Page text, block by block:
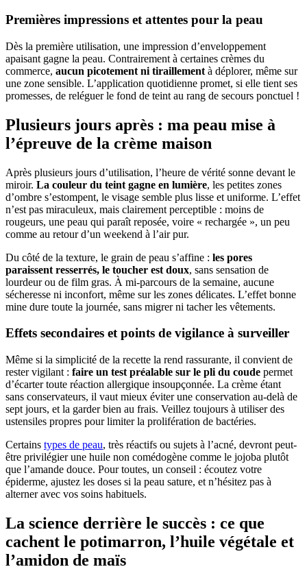
Premières impressions et attentes pour la peau
Dès la première utilisation, une impression d’enveloppement
apaisant gagne la peau. Contrairement à certaines crèmes du
commerce, aucun picotement ni tiraillement à déplorer, même sur
une zone sensible. L’application quotidienne promet, si elle tient ses
promesses, de reléguer le fond de teint au rang de secours ponctuel !
Plusieurs jours après : ma peau mise à
l’épreuve de la crème maison
Après plusieurs jours d’utilisation, l’heure de vérité sonne devant le
miroir. La couleur du teint gagne en lumière, les petites zones
d’ombre s’estompent, le visage semble plus lisse et uniforme. L’effet
n’est pas miraculeux, mais clairement perceptible : moins de
rougeurs, une peau qui paraît reposée, voire « rechargée », un peu
comme au retour d’un weekend à l’air pur.
Du côté de la texture, le grain de peau s’affine : les pores
paraissent resserrés, le toucher est doux, sans sensation de
lourdeur ou de film gras. À mi-parcours de la semaine, aucune
sécheresse ni inconfort, même sur les zones délicates. L’effet bonne
mine dure toute la journée, sans migrer ni tacher les vêtements.
Effets secondaires et points de vigilance à surveiller
Même si la simplicité de la recette la rend rassurante, il convient de
rester vigilant : faire un test préalable sur le pli du coude permet
d’écarter toute réaction allergique insoupçonnée. La crème étant
sans conservateurs, il vaut mieux éviter une conservation au-delà de
sept jours, et la garder bien au frais. Veillez toujours à utiliser des
ustensiles propres pour limiter la prolifération de bactéries.
Certains types de peau, très réactifs ou sujets à l’acné, devront peut-
être privilégier une huile non comédogène comme le jojoba plutôt
que l’amande douce. Pour toutes, un conseil : écoutez votre
épiderme, ajustez les doses si la peau sature, et n’hésitez pas à
alterner avec vos soins habituels.
La science derrière le succès : ce que
cachent le potimarron, l’huile végétale et
l’amidon de maïs